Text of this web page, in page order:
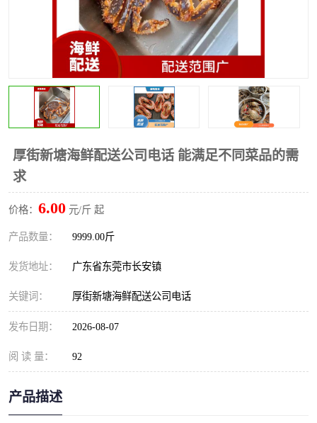
厚街新塘海鲜配送公司电话 能满足不同菜品的需
求
价格： 6.00 元/斤 起
产品数量： 9999.00斤
发货地址： 广东省东莞市长安镇
关键词： 厚街新塘海鲜配送公司电话
发布日期： 2026-08-07
阅 读 量： 92
产品描述